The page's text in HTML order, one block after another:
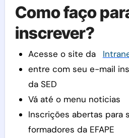
Como faço
inscrever?
Acesse o site da
entre com seu e-mail
da SED
Vá até o menu noticias
Inscrições abertas para
formadores da EFAPE